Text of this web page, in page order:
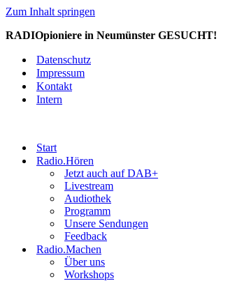
Zum Inhalt springen
RADIOpioniere in Neumünster GESUCHT!
Datenschutz
Impressum
Kontakt
Intern
Start
Radio.Hören
Jetzt auch auf DAB+
Livestream
Audiothek
Programm
Unsere Sendungen
Feedback
Radio.Machen
Über uns
Workshops